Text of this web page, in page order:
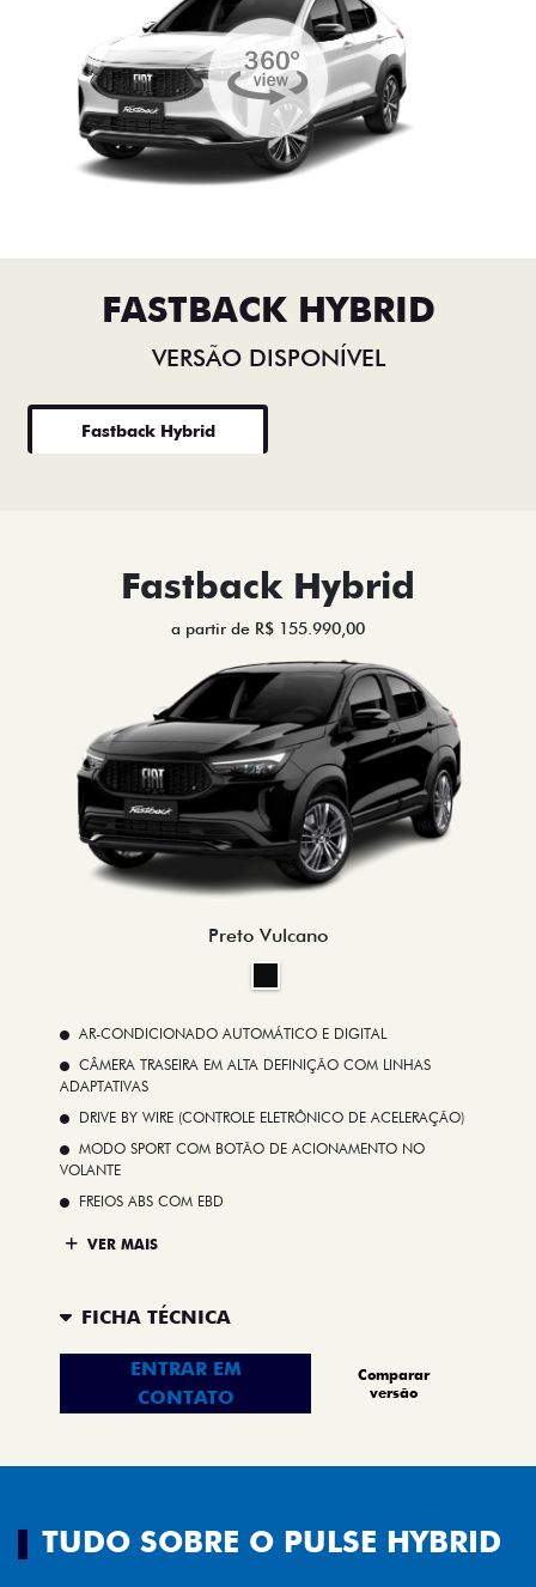
FASTBACK HYBRID
VERSÃO DISPONÍVEL
Fastback Hybrid
Fastback Hybrid
a partir de R$ 155.990,00
Preto Vulcano
AR-CONDICIONADO AUTOMÁTICO E DIGITAL
CÂMERA TRASEIRA EM ALTA DEFINIÇÃO COM LINHAS
ADAPTATIVAS
DRIVE BY WIRE (CONTROLE ELETRÔNICO DE ACELERAÇÃO)
MODO SPORT COM BOTÃO DE ACIONAMENTO NO
VOLANTE
FREIOS ABS COM EBD
VER MAIS
FICHA TÉCNICA
ENTRAR EM
CONTATO
Comparar
versão
TUDO SOBRE O PULSE HYBRID